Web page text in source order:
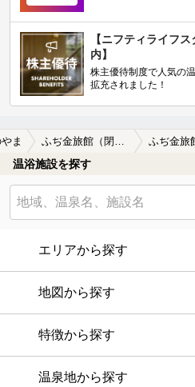
【ニフティライフ
内】
株主優待制度で人気の
拡充されました！
ま
温浴施設を探す
エリアから探す
地図から探す
特徴から探す
温泉地から探す